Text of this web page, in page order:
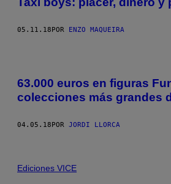
05.11.18 POR ENZO MAQUEIRA
63.000 euros en figuras
colecciones más grandes
04.05.18POR JORDI LLORCA
Ediciones VICE